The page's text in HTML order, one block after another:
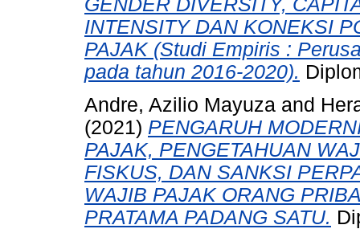
GENDER DIVERSITY,
INTENSITY DAN KONEKSI
PAJAK (Studi Empiris :
pada tahun 2016-2020).
Andre, Azilio Mayuza and
(2021) PENGARUH
PAJAK, PENGETAHUAN
FISKUS, DAN SANKSI
WAJIB PAJAK ORANG
PRATAMA PADANG SATU.